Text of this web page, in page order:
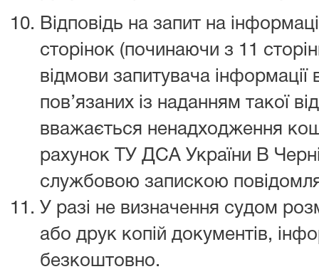
Відповідь на запит на
сторінок (починаючи з 11
відмови запитувача інформації
пов’язаних із наданням такої
вважається ненадходження
рахунок ТУ ДСА України В
службовою запискою
У разі не визначення судом
або друк копій документів,
безкоштовно.